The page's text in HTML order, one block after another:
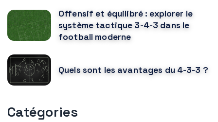
Offensif et équilibré : explorer le
système tactique 3-4-3 dans le
football moderne
Quels sont les avantages du 4-3-3 ?
Catégories